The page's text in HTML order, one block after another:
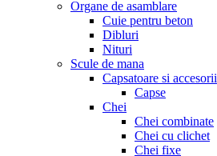
Organe de asamblare
Cuie pentru beton
Dibluri
Nituri
Scule de mana
Capsatoare si accesorii
Capse
Chei
Chei combinate
Chei cu clichet
Chei fixe